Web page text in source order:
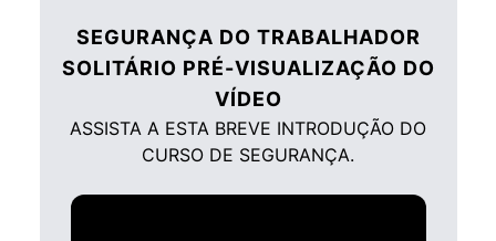
SEGURANÇA DO TRABALHADOR
SOLITÁRIO PRÉ-VISUALIZAÇÃO DO
VÍDEO
ASSISTA A ESTA BREVE INTRODUÇÃO DO
CURSO DE SEGURANÇA.